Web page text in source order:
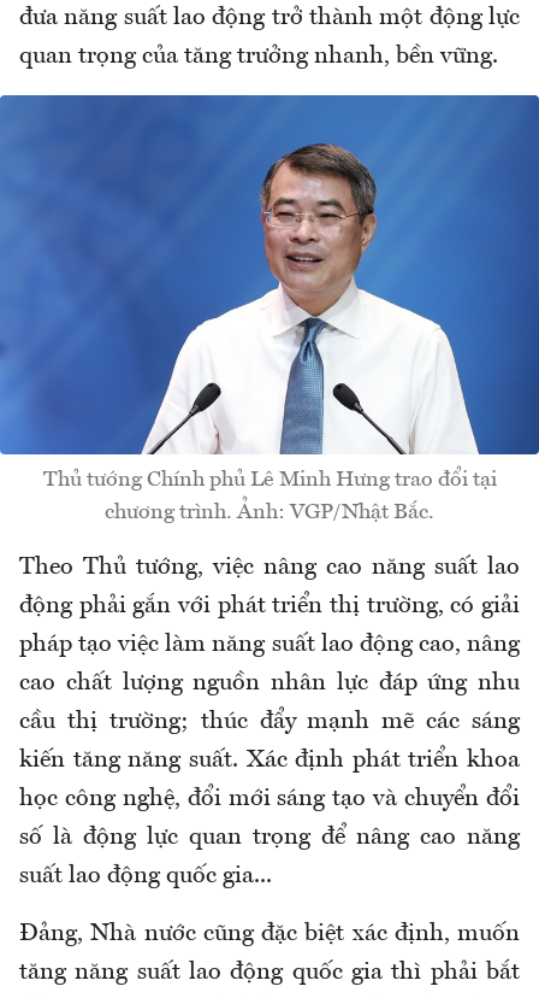
đưanăng suất lao động trở thành một động lực
quan trọng của tăng trưởng nhanh, bền vững.
Thủ tướng Chính phủ Lê Minh Hưng trao đổi tại
chương trình. Ảnh: VGP/Nhật Bắc.
Theo Thủ tướng, việc nâng cao năng suất lao
độngphải gắn với phát triển thị trường, có giải
pháp tạo việc làm năng suất lao độngcao, nâng
cao chất lượng nguồn nhân lực đáp ứng nhu
cầu thị trường; thúc đẩy mạnh mẽ các sáng
kiến tăngnăng suất. Xác định phát triển khoa
học công nghệ, đổi mới sáng tạo và chuyển đổi
số là động lực quan trọng để nâng cao năng
suất lao độngquốc gia...
Đảng, Nhà nước cũng đặc biệt xác định, muốn
tăng năng suất lao động quốc gia thì phải bắt